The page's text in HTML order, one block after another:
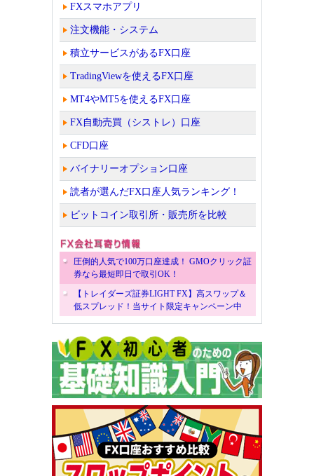
FXスマホアプリ
注文機能・システム
積立サービスがあるFX口座
TradingViewを使えるFX口座
MT4やMT5を使えるFX口座
FX自動売買（シストレ）口座
CFD口座
バイナリーオプション口座
読者が選んだFX口座人気ランキング！
ビットコイン取引所・販売所を比較
圧倒的人気で100万口座達成！ GMOクリック証
券なら最短即日で取引OK！
【トレイダーズ証券LIGHT FX】高スワップ＆
低スプレッド！当サイト限定キャンペーン中